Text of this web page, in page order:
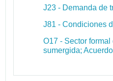
J23 - Demanda de
J81 - Condiciones
O17 - Sector
sumergida;